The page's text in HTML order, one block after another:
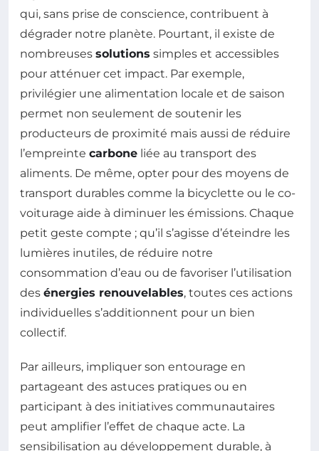
qui, sans prise de conscience, contribuent à
dégrader notre planète. Pourtant, il existe de
nombreuses solutions simples et accessibles
pour atténuer cet impact. Par exemple,
privilégier une alimentation locale et de saison
permet non seulement de soutenir les
producteurs de proximité mais aussi de réduire
l’empreinte carbone liée au transport des
aliments. De même, opter pour des moyens de
transport durables comme la bicyclette ou le co-
voiturage aide à diminuer les émissions. Chaque
petit geste compte ; qu’il s’agisse d’éteindre les
lumières inutiles, de réduire notre
consommation d’eau ou de favoriser l’utilisation
des énergies renouvelables, toutes ces actions
individuelles s’additionnent pour un bien
collectif.
Par ailleurs, impliquer son entourage en
partageant des astuces pratiques ou en
participant à des initiatives communautaires
peut amplifier l’effet de chaque acte. La
sensibilisation au développement durable, à